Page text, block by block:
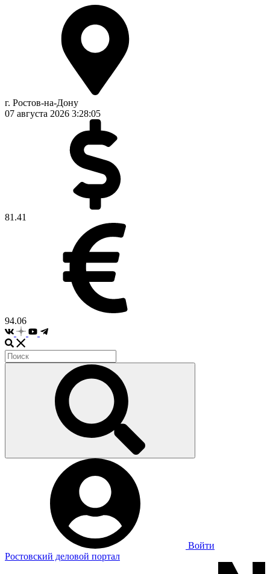
г. Ростов-на-Дону
07 августа 2026 3:28:06
81.41
94.06
Войти
Ростовский деловой портал